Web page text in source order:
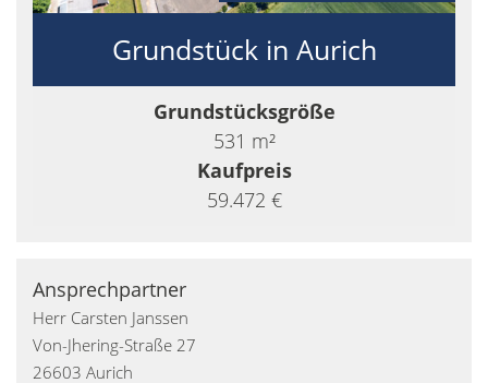
Grundstück in Aurich
Grundstücksgröße
531 m²
Kaufpreis
59.472 €
Ansprechpartner
Herr Carsten Janssen
Von-Jhering-Straße 27
26603 Aurich